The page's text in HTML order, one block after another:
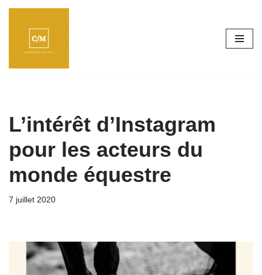
L’intérêt d’Instagram
pour les acteurs du
monde équestre
7 juillet 2020